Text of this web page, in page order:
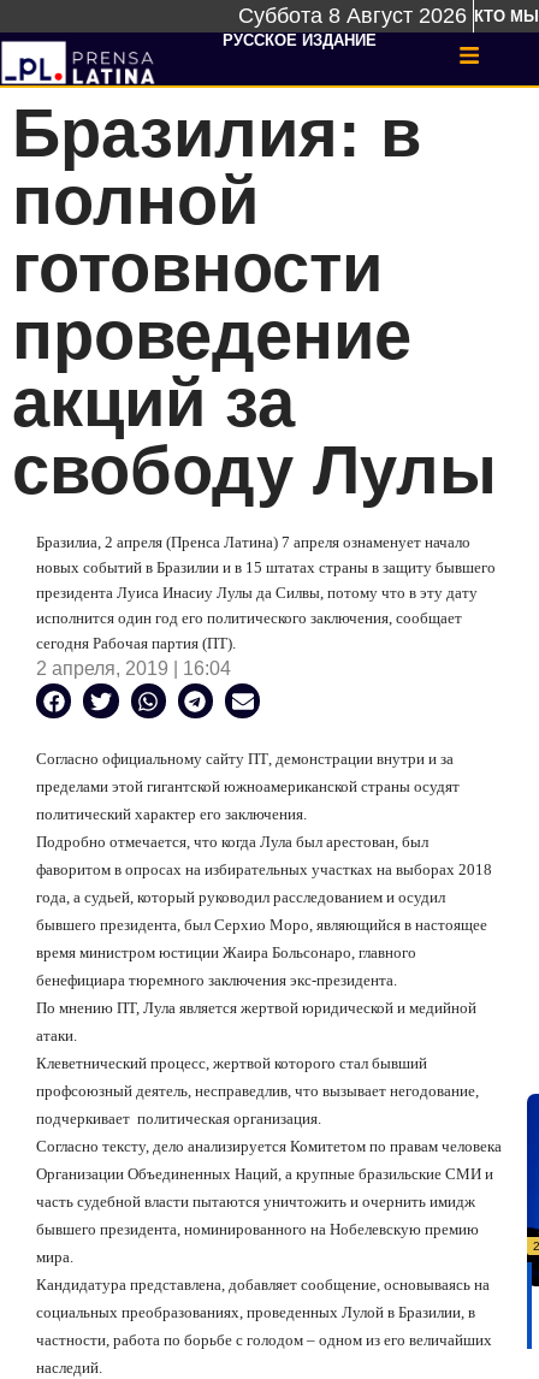
Суббота 8 Август 2026 КТО МЫ
РУССКОЕ ИЗДАНИЕ
Бразилия: в
полной
готовности
проведение
акций за
свободу Лулы
Бразилиа, 2 апреля (Пренса Латина) 7 апреля ознаменует начало
новых событий в Бразилии и в 15 штатах страны в защиту бывшего
президента Луиса Инасиу Лулы да Силвы, потому что в эту дату
исполнится один год его политического заключения, сообщает
сегодня Рабочая партия (ПТ).
2 апреля, 2019 | 16:04
Согласно официальному сайту ПT, демонстрации внутри и за
пределами этой гигантской южноамериканской страны осудят
политический характер его заключения.
Подробно отмечается, что когда Лула был арестован, был
фаворитом в опросах на избирательных участках на выборах 2018
года, а судьей, который руководил расследованием и осудил
бывшего президента, был Серхио Моро, являющийся в настоящее
время министром юстиции Жаира Больсонаро, главного
бенефициара тюремного заключения экс-президента.
По мнению ПТ, Лула является жертвой юридической и медийной
атаки.
Клеветнический процесс, жертвой которого стал бывший
профсоюзный деятель, несправедлив, что вызывает негодование,
подчеркивает политическая организация.
Согласно тексту, дело анализируется Комитетом по правам человека
Организации Объединенных Наций, а крупные бразильские СМИ и
часть судебной власти пытаются уничтожить и очернить имидж
бывшего президента, номинированного на Нобелевскую премию
мира.
Кандидатура представлена, добавляет сообщение, основываясь на
социальных преобразованиях, проведенных Лулой в Бразилии, в
частности, работа по борьбе с голодом – одном из его величайших
наследий.